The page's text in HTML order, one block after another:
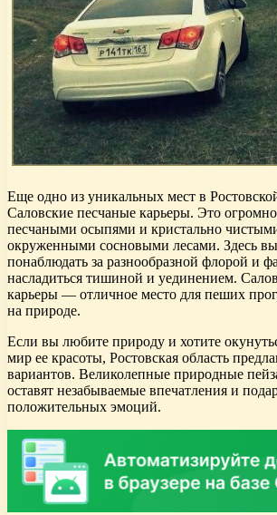
Еще одно из уникальных мест в
Саловские песчаные карьеры. Это
песчаными осыпями и кристально
окруженными сосновыми лесами. Здесь
понаблюдать за разнообразной флорой и
насладиться тишиной и уединением.
карьеры — отличное место для пеших
на природе.
Если вы любите природу и хотите
мир ее красоты, Ростовская область
вариантов. Великолепные природные
оставят незабываемые впечатления и
положительных эмоций.